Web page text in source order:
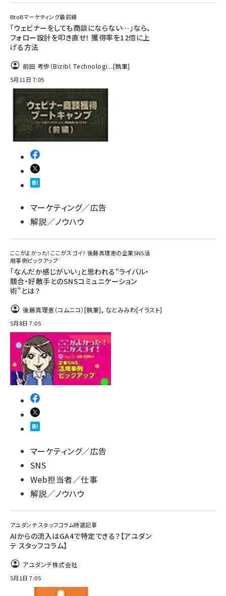
BtoBマーケティング最前線
「ウェビナーをしても商談にならない…」なら、
フォロー設計を叩き直せ！ 獲得率を12倍に上
げる方法
前田 考歩（Bizibl Technologi...[執筆]
5月11日 7:05
マーケティング／広告
解説／ノウハウ
ここがよかった！ここがスゴイ！ 後藤真理恵の企業SNS活
用事例ピックアップ
「なんだか感じがいい」と思われる“ライバル・
競合・好敵手とのSNSコミュニケーション
術”とは？
後藤真理恵（コムニコ）[執筆], なとみみわ[イラスト]
5月8日 7:05
マーケティング／広告
SNS
Web担当者／仕事
解説／ノウハウ
アユダンテ スタッフコラム特選記事
AIからの流入はGA4で特定できる？【アユダン
テ スタッフコラム】
アユダンテ株式会社
5月1日 7:05